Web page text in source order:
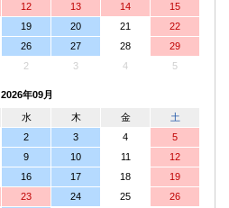
12 13 14
15
19 20 21
22
26 27 28
29
2 3 4 5
2026年09月
水 木 金
土
2 3 4
5
9 10 11
12
16 17 18
19
23 24 25
26